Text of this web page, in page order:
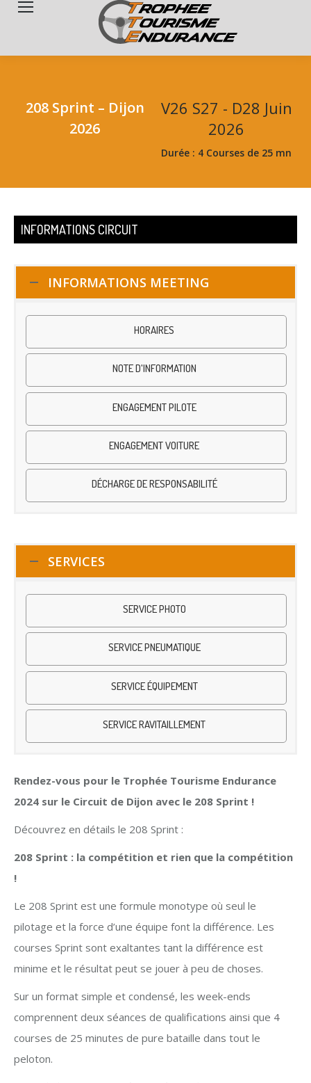
208 Sprint – Dijon
2026
V26 S27 - D28 Juin
2026
Durée : 4 Courses de 25 mn
INFORMATIONS CIRCUIT
INFORMATIONS MEETING
HORAIRES
NOTE D'INFORMATION
ENGAGEMENT PILOTE
ENGAGEMENT VOITURE
DÉCHARGE DE RESPONSABILITÉ
SERVICES
SERVICE PHOTO
SERVICE PNEUMATIQUE
SERVICE ÉQUIPEMENT
SERVICE RAVITAILLEMENT
Rendez-vous pour le Trophée Tourisme Endurance
2024 sur le Circuit de Dijon avec le 208 Sprint !
Découvrez en détails le 208 Sprint :
208 Sprint : la compétition et rien que la compétition
!
Le 208 Sprint est une formule monotype où seul le
pilotage et la force d’une équipe font la différence. Les
courses Sprint sont exaltantes tant la différence est
minime et le résultat peut se jouer à peu de choses.
Sur un format simple et condensé, les week-ends
comprennent deux séances de qualifications ainsi que 4
courses de 25 minutes de pure bataille dans tout le
peloton.